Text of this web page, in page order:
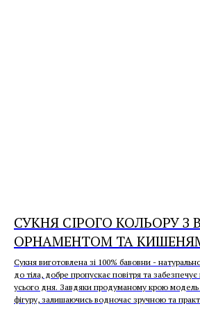
СУКНЯ СІРОГО КОЛЬОРУ
ОРНАМЕНТОМ ТА
Сукня виготовлена зі 100% бавовни -
до тіла, добре пропускає повітря та
усього дня. Завдяки продуманому крою модель
фігуру, залишаючись водночас зручною та